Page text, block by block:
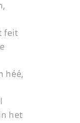
feit
héé,
het